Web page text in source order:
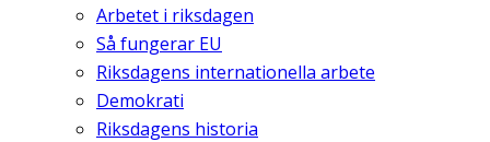
Arbetet i riksdagen
Så fungerar EU
Riksdagens internationella arbete
Demokrati
Riksdagens historia